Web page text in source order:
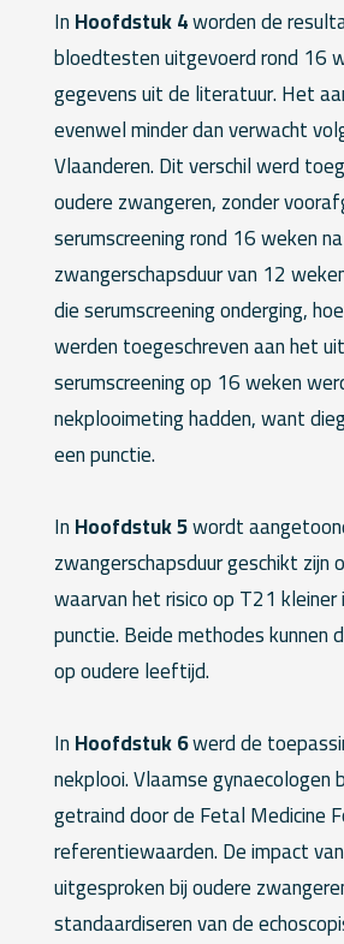
InHoofdstuk 4worden de
bloedtesten uitgevoerd rond 16
gegevens uit de literatuur. Het
evenwel minder dan verwacht
Vlaanderen. Dit verschil werd
oudere zwangeren, zonder
serumscreening rond 16 weken
zwangerschapsduur van 12
die serumscreening onderging,
werden toegeschreven aan het
serumscreening op 16 weken
nekplooimeting hadden, want
een punctie.
InHoofdstuk 5wordt
zwangerschapsduur geschikt
waarvan het risico op T21
punctie. Beide methodes kunnen
op oudere leeftijd.
InHoofdstuk 6werd de
nekplooi. Vlaamse
getraind door de Fetal Medicine
referentiewaarden. De impact
uitgesproken bij oudere
standaardiseren van de